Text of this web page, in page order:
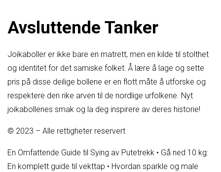
Avsluttende Tanker
Joikaboller er ikke bare en matrett, men en kilde til stolthet
og identitet for det samiske folket. Å lære å lage og sette
pris på disse deilige bollene er en flott måte å utforske og
respektere den rike arven til de nordlige urfolkene. Nyt
joikabollenes smak og la deg inspirere av deres historie!
© 2023 – Alle rettigheter reservert
En Omfattende Guide til Sying av Putetrekk • Gå ned 10 kg:
En komplett guide til vekttap • Hvordan sparkle og male